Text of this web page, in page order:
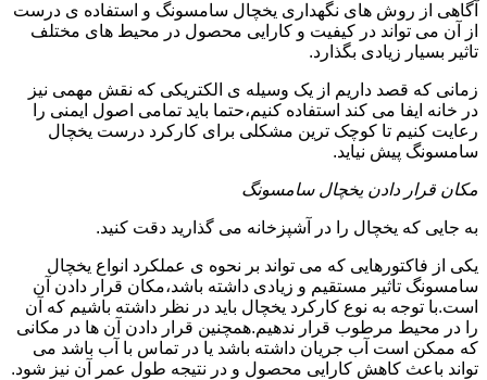
آگاهی از روش های نگهداری یخچال سامسونگ و استفاده ی درست
از آن می تواند در کیفیت و کارایی محصول در محیط های مختلف
تاثیر بسیار زیادی بگذارد.
زمانی که قصد داریم از یک وسیله ی الکتریکی که نقش مهمی نیز
در خانه ایفا می کند استفاده کنیم،حتما باید تمامی اصول ایمنی را
رعایت کنیم تا کوچک ترین مشکلی برای کارکرد درست یخچال
سامسونگ پیش نیاید.
مکان قرار دادن یخچال سامسونگ
به جایی که یخچال را در آشپزخانه می گذارید دقت کنید.
یکی از فاکتورهایی که می تواند بر نحوه ی عملکرد انواع یخچال
سامسونگ تاثیر مستقیم و زیادی داشته باشد،مکان قرار دادن آن
است.با توجه به نوع کارکرد یخچال باید در نظر داشته باشیم که آن
را در محیط مرطوب قرار ندهیم.همچنین قرار دادن آن ها در مکانی
که ممکن است آب جریان داشته باشد یا در تماس با آب باشد می
تواند باعث کاهش کارایی محصول و در نتیجه طول عمر آن نیز شود.